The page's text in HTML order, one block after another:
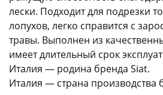
лески. Подходит для подрезки
лопухов, легко справится с
травы. Выполнен из
имеет длительный срок
Италия — родина бренда Siat.
Италия — страна производства